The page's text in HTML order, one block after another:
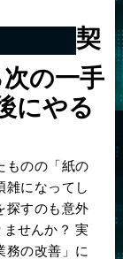
契
の一手
にやる
ものの「紙の
雑になってし
探すのも意外
ませんか？ 実
務の改善」に